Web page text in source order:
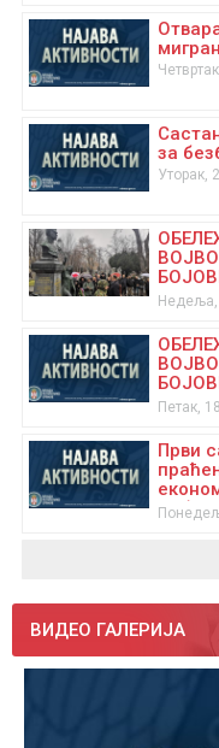
за
Уторак,
Недеља,
Петак,
Први
Србији
ВИДЕО ГАЛЕРИЈА